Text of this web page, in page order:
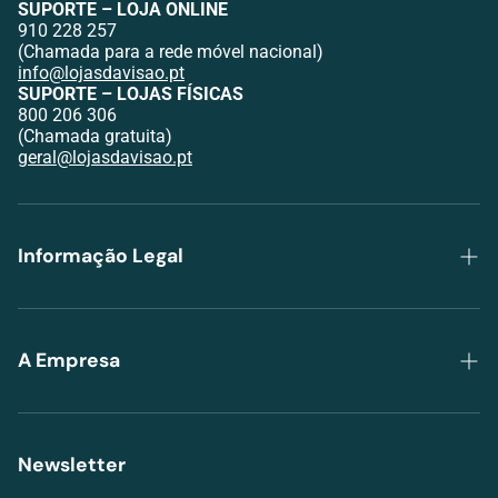
SUPORTE – LOJA ONLINE
910 228 257
(Chamada para a rede móvel nacional)
info@lojasdavisao.pt
SUPORTE – LOJAS FÍSICAS
800 206 306
(Chamada gratuita)
geral@lojasdavisao.pt
Informação Legal
Política de Privacidade
Trocas e Devoluções
RAL
A Empresa
Grupo Lojas da Visão
Lojas
Newsletter